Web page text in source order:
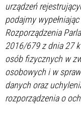
urządzeń
podajmy
Rozporządzenia
2016/679 z dnia 27
osób fizycznych w
osobowych i w
danych oraz
rozporządzenia o